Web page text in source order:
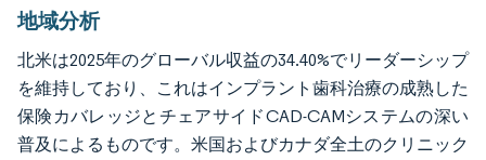
地域分析
北米は2025年のグローバル収益の34.40%でリーダーシップ
を維持しており、これはインプラント歯科治療の成熟した
保険カバレッジとチェアサイドCAD-CAMシステムの深い
普及によるものです。米国およびカナダ全土のクリニック